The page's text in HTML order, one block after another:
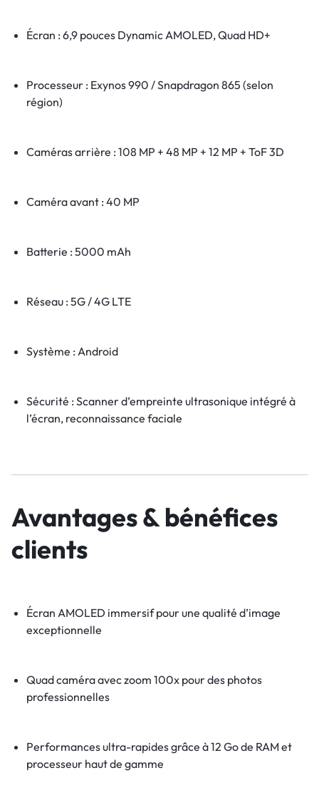
Écran : 6,9 pouces Dynamic AMOLED, Quad HD+
Processeur : Exynos 990 / Snapdragon 865 (selon
région)
Caméras arrière : 108 MP + 48 MP + 12 MP + ToF 3D
Caméra avant : 40 MP
Batterie : 5000 mAh
Réseau : 5G / 4G LTE
Système : Android
Sécurité : Scanner d’empreinte ultrasonique intégré à
l’écran, reconnaissance faciale
Avantages & bénéfices
clients
Écran AMOLED immersif pour une qualité d’image
exceptionnelle
Quad caméra avec zoom 100x pour des photos
professionnelles
Performances ultra-rapides grâce à 12 Go de RAM et
processeur haut de gamme